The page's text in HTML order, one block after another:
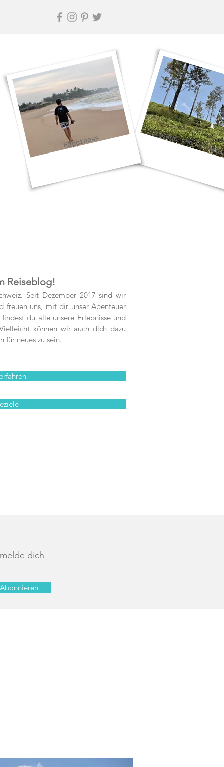
escape the
happiness
Reiseblog!
Seit Dezember 2017 sind wir
freuen uns, mit dir unser Abenteuer
du alle unsere Erlebnisse und
können wir auch dich dazu
für neues zu sein.
dich
Abonnieren